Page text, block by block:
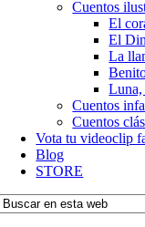
Cuentos
El
El
La
Luna,
Cuentos
Cuentos
Vota tu videoclip
Blog
STORE